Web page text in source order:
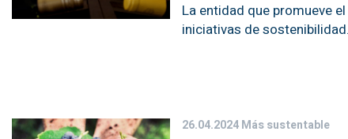
La entidad que promueve
iniciativas de sostenibilidad.
26.04.2024Más sustentable